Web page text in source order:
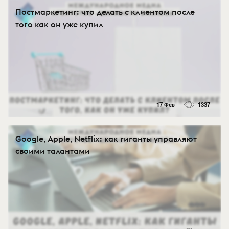
Постмаркетинг: что делать с клиентом после
того как он уже купил
17 Фев 1337
Google, Apple, Netflix: как гиганты управляют
своими талантами